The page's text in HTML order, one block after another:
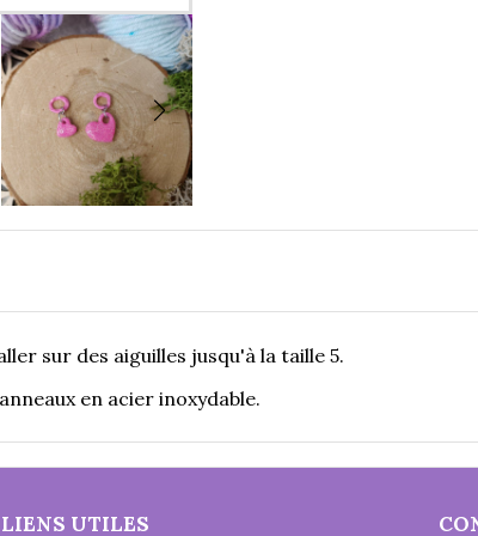
sur des aiguilles jusqu'à la taille 5.
en acier inoxydable.
LIENS UTILES